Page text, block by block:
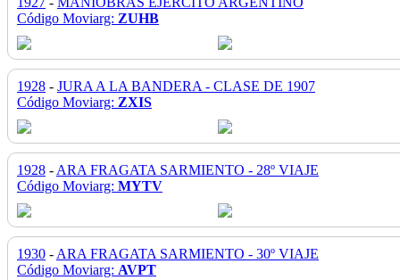
Código Moviarg: ZUHB
1928 - JURA A LA BANDERA - CLASE DE 1907
Código Moviarg: ZXIS
1928 - ARA FRAGATA SARMIENTO - 28º VIAJE
Código Moviarg: MYTV
1930 - ARA FRAGATA SARMIENTO - 30º VIAJE
Código Moviarg: AVPT